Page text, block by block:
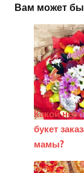
Вам может
Какой
букет
мамы?